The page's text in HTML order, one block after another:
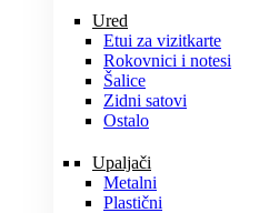
Ured
Etui za vizitkarte
Rokovnici i notesi
Šalice
Zidni satovi
Ostalo
Upaljači
Metalni
Plastični